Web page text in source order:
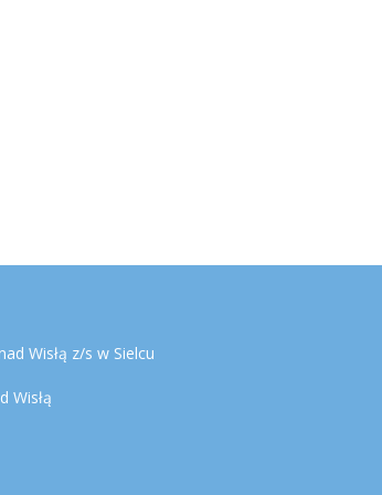
Wisłą z/s w Sielcu
Wisłą